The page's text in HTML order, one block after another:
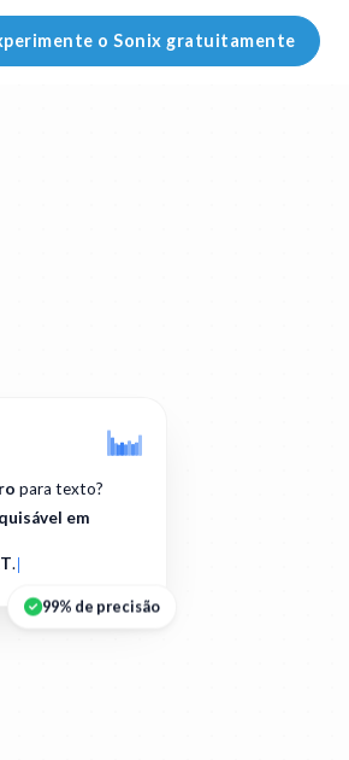
o Sonix gratuitamente
para texto?
em
.
99% de precisão